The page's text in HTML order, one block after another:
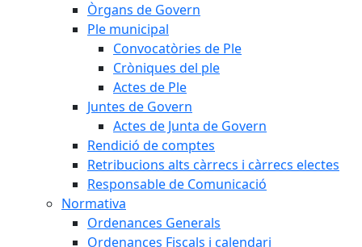
Òrgans de Govern
Ple municipal
Convocatòries de Ple
Cròniques del ple
Actes de Ple
Juntes de Govern
Actes de Junta de Govern
Rendició de comptes
Retribucions alts càrrecs i càrrecs electes
Responsable de Comunicació
Normativa
Ordenances Generals
Ordenances Fiscals i calendari